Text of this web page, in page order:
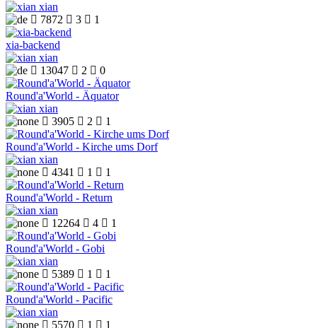
xian
 7872  3  1
xia-backend
xian
 13047  2  0
Round'a'World - Äquator
xian
 3905  2  1
Round'a'World - Kirche ums Dorf
xian
 4341  1  1
Round'a'World - Return
xian
 12264  4  1
Round'a'World - Gobi
xian
 5389  1  1
Round'a'World - Pacific
xian
 5570  1  1